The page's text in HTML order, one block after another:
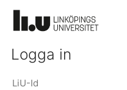
Logga in